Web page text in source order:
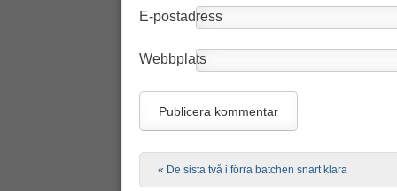
E-postadress
Webbplats
Post navigation
« De sista två i förra batchen snart klara